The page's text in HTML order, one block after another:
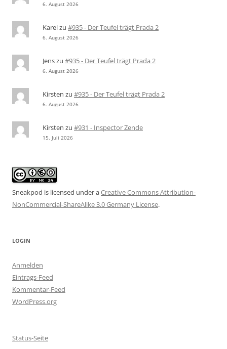
6. August 2026
Karelzu #935 - Der Teufel trägt Prada 2
6. August 2026
Jenszu #935 - Der Teufel trägt Prada 2
6. August 2026
Kirsten zu #935 - Der Teufel trägt Prada 2
6. August 2026
Kirsten zu #931 - Inspector Zende
15. Juli 2026
Sneakpod is licensed under aCreative Commons Attribution-
NonCommercial-ShareAlike 3.0 Germany License.
LOGIN
Anmelden
Eintrags-Feed
Kommentar-Feed
WordPress.org
Status-Seite